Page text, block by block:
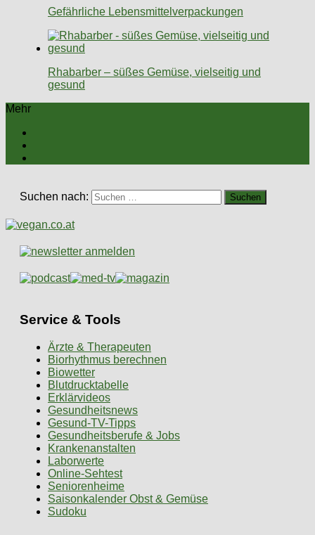
Gefährliche Lebensmittelverpackungen
Rhabarber – süßes Gemüse, vielseitig und
gesund
Mehr
Suchen nach:
Service & Tools
Ärzte & Therapeuten
Biorhythmus berechnen
Biowetter
Blutdrucktabelle
Erklärvideos
Gesundheitsnews
Gesund-TV-Tipps
Gesundheitsberufe & Jobs
Krankenanstalten
Laborwerte
Online-Sehtest
Seniorenheime
Saisonkalender Obst & Gemüse
Sudoku